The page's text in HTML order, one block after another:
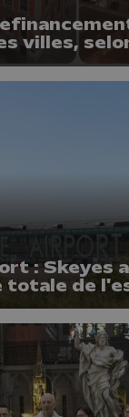
villes,
: Skeyes
de